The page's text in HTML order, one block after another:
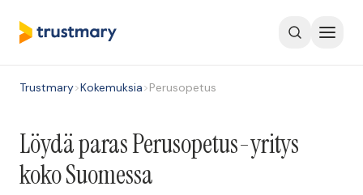
Trustmary>Kokemuksia>Perusopetus
Löydä paras Perusopetus-yritys
koko Suomessa